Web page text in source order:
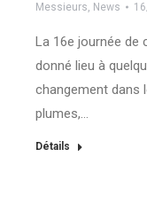
Messieurs, News
La 16e journée de
donné lieu à
changement dans
plumes,…
Détails